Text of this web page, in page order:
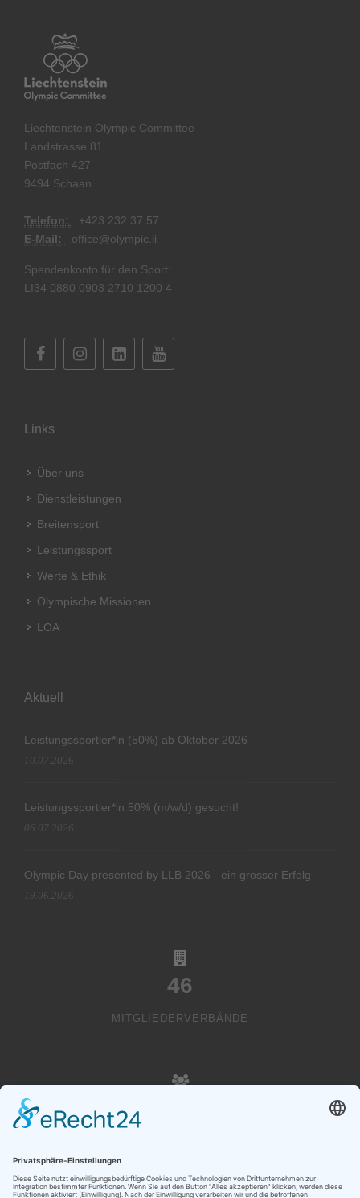
Liechtenstein Olympic Committee
Landstrasse 81
Postfach 427
9494 Schaan
Telefon: +423 232 37 57
E-Mail:
office@olympic.li
Spendenkonto für den Sport:
LI34 0880 0903 2710 1200 4
Links
Über uns
Dienstleistungen
Breitensport
Leistungssport
Werte & Ethik
Olympische Missionen
LOA
Aktuell
Leistungssportler*in (50%) ab Oktober 2026
10.07.2026
Leistungssportler*in 50% (m/w/d) gesucht!
06.07.2026
Olympic Day presented by LLB 2026 - ein grosser Erfolg
19.06.2026
46
MITGLIEDERVERBÄNDE